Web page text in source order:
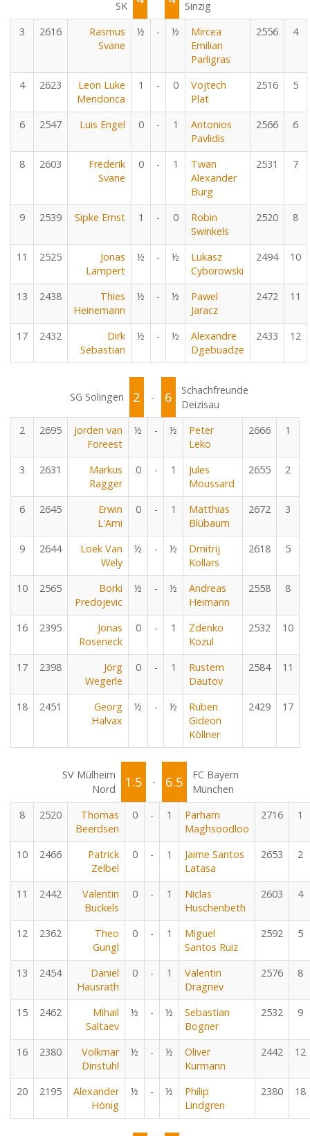
SK
Sinzig
3
2616
Rasmus
Svane
½ - ½
Mircea
Emilian
Parligras
2556 4
4 2623
Leon Luke
Mendonca
1 - 0
Vojtech
Plat
2516 5
6 2547 Luis Engel 0 - 1
Antonios
Pavlidis
2566 6
8 2603
Frederik
Svane
0 - 1
Twan
Alexander
Burg
2531 7
9 2539 Sipke Ernst 1 - 0
Robin
Swinkels
2520 8
11 2525
Jonas
Lampert
½ - ½
Lukasz
Cyborowski
2494 10
13 2438
Thies
Heinemann
½ - ½
Pawel
Jaracz
2472 11
17 2432
Dirk
Sebastian
½ - ½
Alexandre
Dgebuadze
2433 12
SG Solingen 2 - 6
Schachfreunde
Deizisau
2
2695
Jorden van
Foreest
½ - ½
Peter
Leko
2666 1
3 2631
Markus
Ragger
0 - 1
Jules
Moussard
2655 2
6 2645
Erwin
L'Ami
0 - 1
Matthias
Blübaum
2672 3
9 2644
Loek Van
Wely
½ - ½
Dmitrij
Kollars
2618 5
10 2565
Borki
Predojevic
½ - ½
Andreas
Heimann
2558 8
16 2395
Jonas
Roseneck
0 - 1
Zdenko
Kozul
2532 10
17 2398
Jörg
Wegerle
0 - 1
Rustem
Dautov
2584 11
18 2451
Georg
Halvax
½ - ½
Ruben
Gideon
Köllner
2429 17
SV Mülheim
Nord
1.5 - 6.5
FC Bayern
München
8
2520
Thomas
Beerdsen
0 - 1
Parham
Maghsoodloo
2716 1
10 2466
Patrick
Zelbel
0 - 1
Jaime Santos
Latasa
2653 2
11 2442
Valentin
Buckels
0 - 1
Niclas
Huschenbeth
2603 4
12 2362
Theo
Gungl
0 - 1
Miguel
Santos Ruiz
2592 5
13 2454
Daniel
Hausrath
0 - 1
Valentin
Dragnev
2576 8
15 2462
Mihail
Saltaev
½ - ½
Sebastian
Bogner
2532 9
16 2380
Volkmar
Dinstuhl
½ - ½
Oliver
Kurmann
2442 12
20 2195
Alexander
Hönig
½ - ½
Philip
Lindgren
2380 18